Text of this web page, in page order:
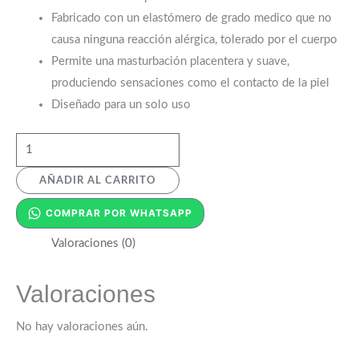
Fabricado con un elastómero de grado medico que no
causa ninguna reacción alérgica, tolerado por el cuerpo
Permite una masturbación placentera y suave,
produciendo sensaciones como el contacto de la piel
Diseñado para un solo uso
AÑADIR AL CARRITO
COMPRAR POR WHATSAPP
Valoraciones (0)
Valoraciones
No hay valoraciones aún.